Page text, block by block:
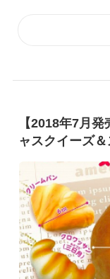
【2018年7月
ャスクイーズ